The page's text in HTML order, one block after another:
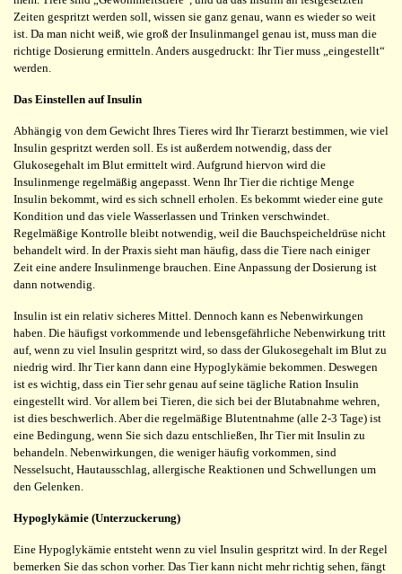
Zeiten gespritzt werden soll, wissen sie ganz genau, wann es wieder so weit
ist. Da man nicht weiß, wie groß der Insulinmangel genau ist, muss man die
richtige Dosierung ermitteln. Anders ausgedruckt: Ihr Tier muss „eingestellt“
werden.
Das Einstellen auf Insulin
Abhängig von dem Gewicht Ihres Tieres wird Ihr Tierarzt bestimmen, wie viel
Insulin gespritzt werden soll. Es ist außerdem notwendig, dass der
Glukosegehalt im Blut ermittelt wird. Aufgrund hiervon wird die
Insulinmenge regelmäßig angepasst. Wenn Ihr Tier die richtige Menge
Insulin bekommt, wird es sich schnell erholen. Es bekommt wieder eine gute
Kondition und das viele Wasserlassen und Trinken verschwindet.
Regelmäßige Kontrolle bleibt notwendig, weil die Bauchspeicheldrüse nicht
behandelt wird. In der Praxis sieht man häufig, dass die Tiere nach einiger
Zeit eine andere Insulinmenge brauchen. Eine Anpassung der Dosierung ist
dann notwendig.
Insulin ist ein relativ sicheres Mittel. Dennoch kann es Nebenwirkungen
haben. Die häufigst vorkommende und lebensgefährliche Nebenwirkung tritt
auf, wenn zu viel Insulin gespritzt wird, so dass der Glukosegehalt im Blut zu
niedrig wird. Ihr Tier kann dann eine Hypoglykämie bekommen. Deswegen
ist es wichtig, dass ein Tier sehr genau auf seine tägliche Ration Insulin
eingestellt wird. Vor allem bei Tieren, die sich bei der Blutabnahme wehren,
ist dies beschwerlich. Aber die regelmäßige Blutentnahme (alle 2-3 Tage) ist
eine Bedingung, wenn Sie sich dazu entschließen, Ihr Tier mit Insulin zu
behandeln. Nebenwirkungen, die weniger häufig vorkommen, sind
Nesselsucht, Hautausschlag, allergische Reaktionen und Schwellungen um
den Gelenken.
Hypoglykämie (Unterzuckerung)
Eine Hypoglykämie entsteht wenn zu viel Insulin gespritzt wird. In der Regel
bemerken Sie das schon vorher. Das Tier kann nicht mehr richtig sehen, fängt